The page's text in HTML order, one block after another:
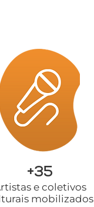
+35
e coletivos
mobilizados